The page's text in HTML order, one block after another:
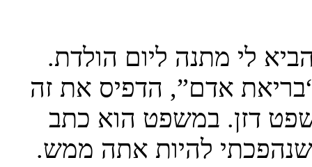
לי מתנה ליום הולדת.
אדם”, הדפיס את זה
דזן. במשפט הוא כתב
להיות אתה ממש.